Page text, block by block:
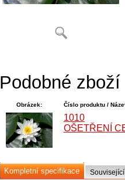
Podobné zboží
Obrázek: Číslo produktu /
1010
OŠETŘENÍ
Kompletní specifikace